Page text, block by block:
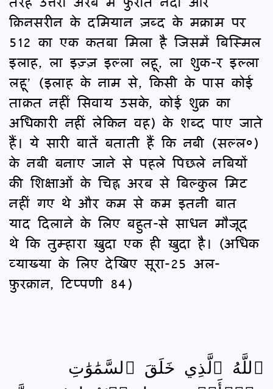
क़िनसरीन के दमियान ज़ब्द के मक्राम पर
512 का एक कतबा मिला है जिसमें बिस्मिल
इलाह, ला इज्‍़ज़ इल्‍ला लहू, ला शुक-र इल्‍ला
लहू’ (इलाह के नाम से, किसी के पास कोई
ताक़त नहीं सिवाय उसके, कोई शुक्र का
अधिकारी नहीं लेकिन वह) के शब्‍द पाए जाते
हैं। ये सारी बातें बताती हैं कि नबी (सल्‍ल०)
के नबी बनाए जाने से पहले पिछले नबियों
की शिक्षाओं के चिह्न अरब से बिल्‍कुल मिट
नहीं गए थे और कम से कम इतनी बात
याद दिलाने के लिए बहुत-से साधन मौजूद
थे कि तुम्हारा ख़ुदा एक ही ख़ुदा है। (अधिक
व्‍याख्‍या के लिए देखिए सूरा-25 अल-
फ़ुरक़ान, टिप्‍पणी 84)
ٱللَّهُ ٱلَّذِي خَلَقَ ٱلسَّمَٰوَٰتِ